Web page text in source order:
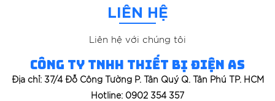
LIÊN HỆ
Liên hệ với chúng tôi
CÔNG TY TNHH THIẾT BỊ ĐIỆN AS
Địa chỉ: 37/4 Đỗ Công Tường P. Tân Quý Q. Tân Phú TP. HCM
Hotline: 0902 354 357